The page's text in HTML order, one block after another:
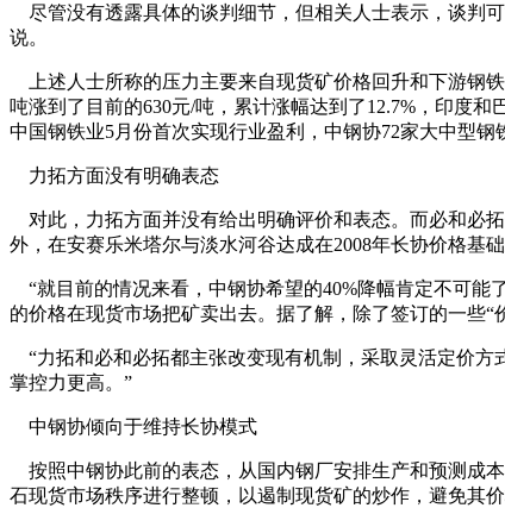
尽管没有透露具体的谈判细节，但相关人士表示，谈判
说。
上述人士所称的压力主要来自现货矿价格回升和下游钢
吨涨到了目前的630元/吨，累计涨幅达到了12.7%，印度
中国钢铁业5月份首次实现行业盈利，中钢协72家大中型
力拓方面没有明确表态
对此，力拓方面并没有给出明确评价和表态。而必和必
外，在安赛乐米塔尔与淡水河谷达成在2008年长协价格基
“就目前的情况来看，中钢协希望的40%降幅肯定不可能
的价格在现货市场把矿卖出去。据了解，除了签订的一些
“力拓和必和必拓都主张改变现有机制，采取灵活定价方
掌控力更高。”
中钢协倾向于维持长协模式
按照中钢协此前的表态，从国内钢厂安排生产和预测成
石现货市场秩序进行整顿，以遏制现货矿的炒作，避免其